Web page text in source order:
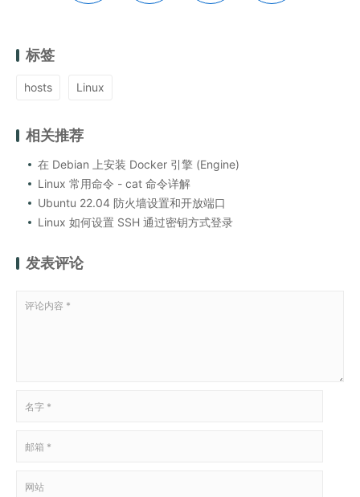
标签
hosts Linux
相关推荐
在 Debian 上安装 Docker 引擎 (Engine)
Linux 常用命令 - cat 命令详解
Ubuntu 22.04 防火墙设置和开放端口
Linux 如何设置 SSH 通过密钥方式登录
发表评论